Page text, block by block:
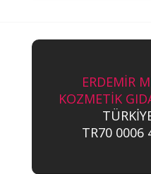
ERDEMİR
KOZMETİK
TR70 0006